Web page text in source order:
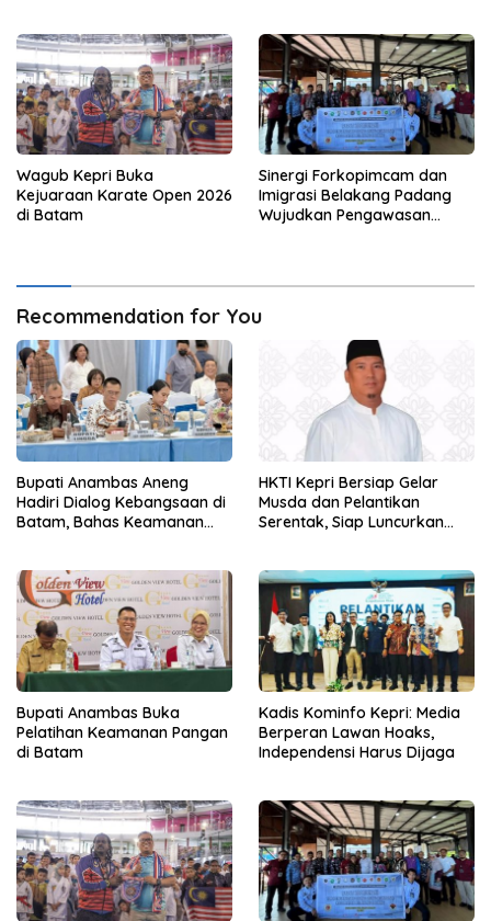
Wagub Kepri Buka
Kejuaraan Karate Open 2026
di Batam
Sinergi Forkopimcam dan
Imigrasi Belakang Padang
Wujudkan Pengawasan
Recommendation for You
Bupati Anambas Aneng
Hadiri Dialog Kebangsaan di
Batam, Bahas Keamanan
HKTI Kepri Bersiap Gelar
Musda dan Pelantikan
Serentak, Siap Luncurkan
Bupati Anambas Buka
Pelatihan Keamanan Pangan
di Batam
Kadis Kominfo Kepri: Media
Berperan Lawan Hoaks,
Independensi Harus Dijaga